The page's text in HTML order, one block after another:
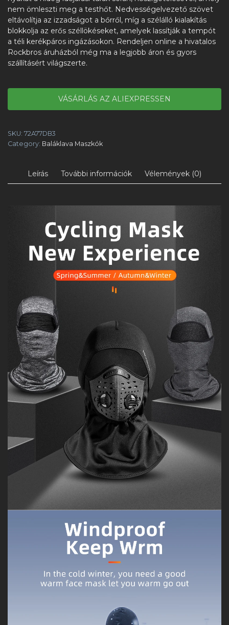
nem ömleszti meg a testhőt. Nedvességelvezető szövet
eltávolítja az izzadságot a bőrről, míg a szélálló kialakítás
blokkolja az erős széllökéseket, amelyek lassítják a tempót
a téli kerékpáros ingázásokon. Rendeljen online a hivatalos
Rockbros áruházból még ma a legjobb áron és gyors
szállításért világszerte.
VÁSÁRLÁS AZ ALIEXPRESSEN
SKU: 72A77DB3
Category: Baláklava Maszkók
Leírás További információk Vélemények (0)